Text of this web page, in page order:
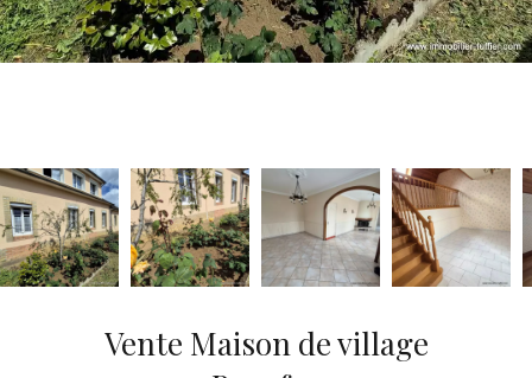
Vente Maison de village